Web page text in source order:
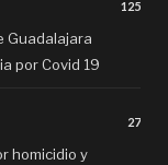
125
Guadalajara
por Covid 19
27
homicidio y